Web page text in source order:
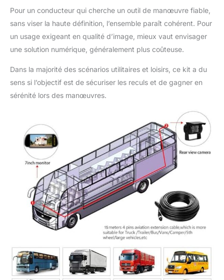
Pour un conducteur qui cherche un outil de manœuvre fiable,
sans viser la haute définition, l’ensemble paraît cohérent. Pour
un usage exigeant en qualité d’image, mieux vaut envisager
une solution numérique, généralement plus coûteuse.
Dans la majorité des scénarios utilitaires et loisirs, ce kit a du
sens si l’objectif est de sécuriser les reculs et de gagner en
sérénité lors des manœuvres.